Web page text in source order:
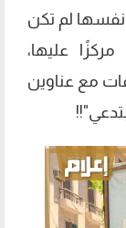
نفسها لم تكن
عليها،
مع عناوين